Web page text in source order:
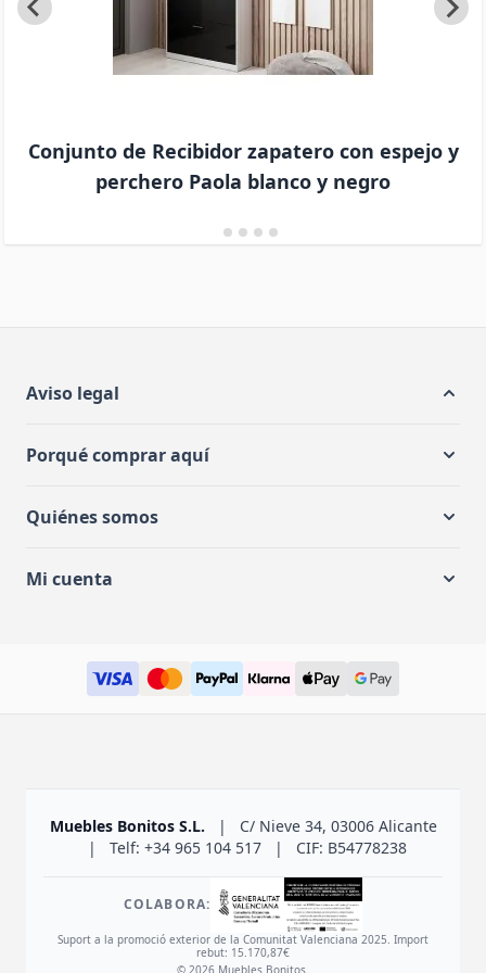
Conjunto de Recibidor zapatero con espejo y
perchero Paola blanco y negro
Aviso legal
Porqué comprar aquí
Quiénes somos
Mi cuenta
Muebles Bonitos S.L. |
C/ Nieve 34, 03006 Alicante
|
Telf: +34 965 104 517 | CIF: B54778238
COLABORA:
Suport a la promoció exterior de la Comunitat Valenciana 2025. Import
rebut: 15.170,87€
© 2026 Muebles Bonitos.